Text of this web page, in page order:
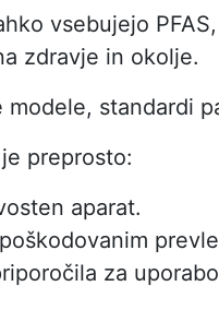
vsebujejo
zdravje in okolje.
modele, standardi
preprosto:
aparat.
za uporabo